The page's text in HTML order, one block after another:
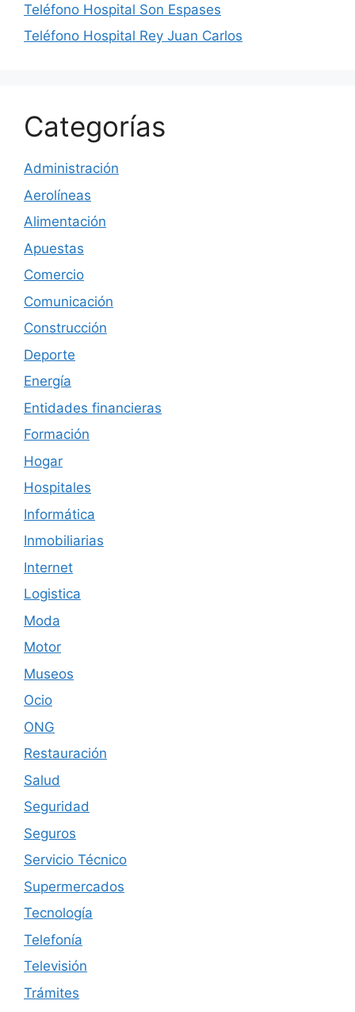
Teléfono Hospital Son Espases
Teléfono Hospital Rey Juan Carlos
Categorías
Administración
Aerolíneas
Alimentación
Apuestas
Comercio
Comunicación
Construcción
Deporte
Energía
Entidades financieras
Formación
Hogar
Hospitales
Informática
Inmobiliarias
Internet
Logistica
Moda
Motor
Museos
Ocio
ONG
Restauración
Salud
Seguridad
Seguros
Servicio Técnico
Supermercados
Tecnología
Telefonía
Televisión
Trámites